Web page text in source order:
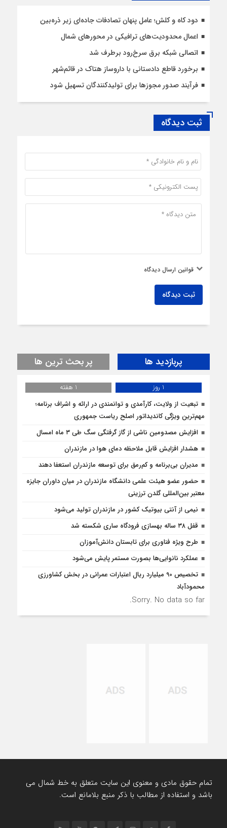
دود کاه و کلش؛ عامل پنهان تصادفات جاده‌ای زیر ذره‌بین
اعمال محدودیت‌‌های ترافیکی در محورهای شمال
اتصالی شبکه برق سرخ‌رود برطرف شد
برخورد قاطع دادستانی با داروساز هتاک در قائم‌شهر
فرآیند صدور مجوزها برای تولیدکنندگان تسهیل شود
ثبت دیدگاه
قوانین ارسال دیدگاه
ثبت دیدگاه
پربازدید ها پر بحث ترین ها
1 روز
1 هفته
تبعیت از ولایت، کارآمدی و توانمندی در ارائه و اشراف برنامه؛
مهم‌ترین ویژگی کاندیداتور اصلح ریاست جمهوری
افزایش مصدومین ناشی از گاز گرفتگی سگ طی ۳ ماه امسال
هشدار افزایش قابل ملاحظه دمای هوا در مازندران
مدیران بی‌برنامه و کم‌رمق برای توسعه مازندران استعفا دهند
حضور عضو هیئت علمی دانشگاه مازندران در میان داوران جایزه
معتبر بین‌المللی گلدن ترزینی
نیمی از آنتی بیوتیک کشور در مازندران تولید می‌شود
قفل ۳۸ ساله بهسازی فرودگاه ساری شکسته شد
طرح ویژه فناوری برای تابستان دانش‌آموزان
عملکرد نانوایی‌ها بصورت مستمر پایش می‌شود
تخصیص 90 میلیارد ریال اعتبارات عمرانی در بخش کشاورزی
محمودآباد
Sorry. No data so far.
تمام حقوق مادی و معنوی این سایت متعلق به خط شمال می
باشد و استفاده از مطالب با ذکر منبع بلامانع است.